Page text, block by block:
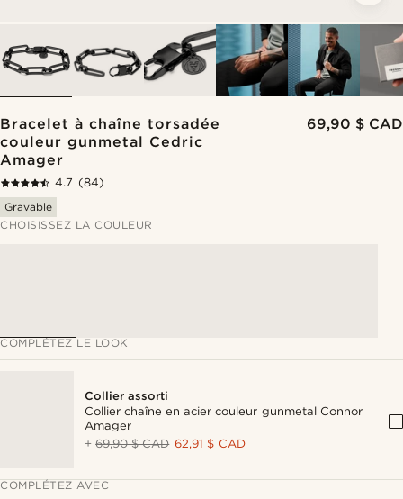
Bracelet à chaîne torsadée
couleur gunmetal Cedric
Amager
69,90 $ CAD
4.7 (84)
Gravable
CHOISISSEZ LA COULEUR
COMPLÉTEZ LE LOOK
Collier assorti
Collier chaîne en acier couleur gunmetal Connor
Amager
+69,90 $ CAD 62,91 $ CAD
COMPLÉTEZ AVEC